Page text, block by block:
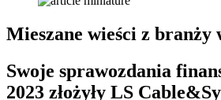
Mieszane wieści z branży
Swoje sprawozdania
2023 złożyły LS